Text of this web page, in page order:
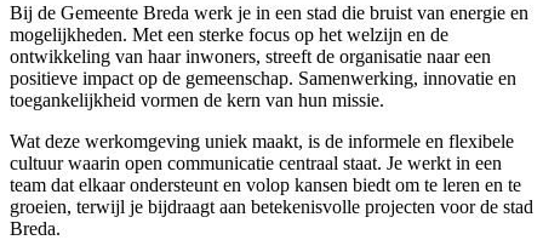
Bij de Gemeente Breda werk je in een stad die bruist van energie en
mogelijkheden. Met een sterke focus op het welzijn en de
ontwikkeling van haar inwoners, streeft de organisatie naar een
positieve impact op de gemeenschap. Samenwerking, innovatie en
toegankelijkheid vormen de kern van hun missie.
Wat deze werkomgeving uniek maakt, is de informele en flexibele
cultuur waarin open communicatie centraal staat. Je werkt in een
team dat elkaar ondersteunt en volop kansen biedt om te leren en te
groeien, terwijl je bijdraagt aan betekenisvolle projecten voor de stad
Breda.